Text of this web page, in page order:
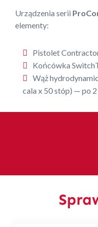
Urządzenia serii
elementy:
Pistolet
Końcówka
Wąż
cala x 50 stóp) — po